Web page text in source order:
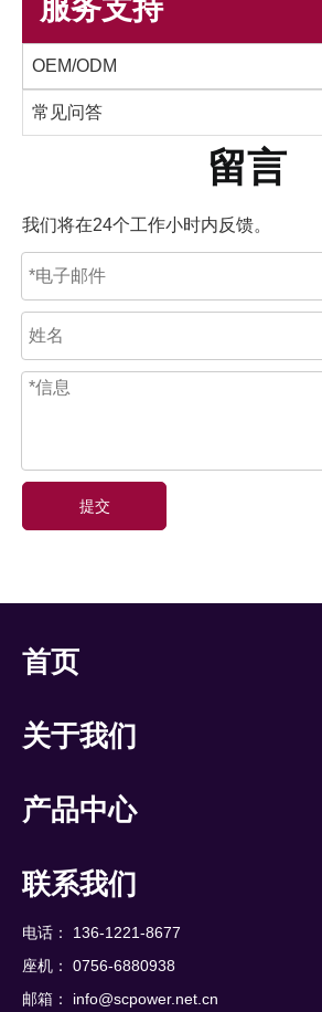
服务支持
OEM/ODM
常见问答
留言
我们将在24个工作小时内反馈。
提交
首页
关于我们
产品中心
联系我们
电话： 136-1221-8677
座机： 0756-6880938
邮箱： info@scpower.net.cn